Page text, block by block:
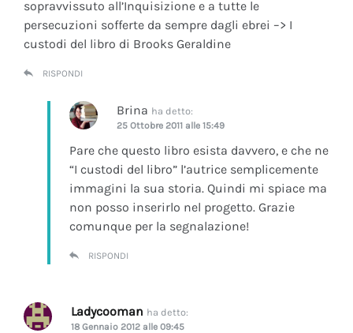
sopravvissuto all’Inquisizione e a tutte le
persecuzioni sofferte da sempre dagli ebrei –> I
custodi del libro di Brooks Geraldine
RISPONDI
Brina ha detto:
25 Ottobre 2011 alle 15:49
Pare che questo libro esista davvero, e che ne
“I custodi del libro” l’autrice semplicemente
immagini la sua storia. Quindi mi spiace ma
non posso inserirlo nel progetto. Grazie
comunque per la segnalazione!
RISPONDI
Ladycooman ha detto:
18 Gennaio 2012 alle 09:45